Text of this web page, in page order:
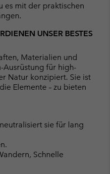
es mit der praktischen
UNSER BESTES
Materialien und
Ausrüstung für high-
Natur konzipiert. Sie ist
Elemente – zu bieten
sie für lang
Schnelle